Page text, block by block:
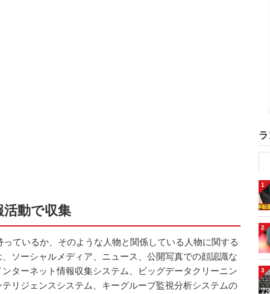
活動で収集
ているか、そのような人物と関係している人物に関する
ソーシャルメディア、ニュース、公開写真での顔認識な
ターネット情報収集システム、ビッグデータクリーニン
リジェンスシステム、キーグループ監視分析システムの
1
2
3